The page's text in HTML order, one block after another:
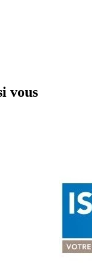
vous